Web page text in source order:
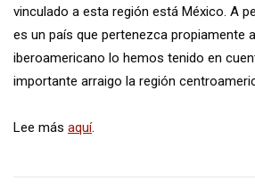
vinculado a esta región está México. A
es un país que pertenezca propiamente
iberoamericano lo hemos tenido en
importante arraigo la región
Lee más aquí.